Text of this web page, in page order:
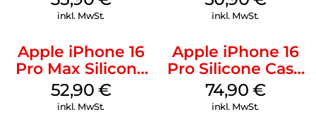
inkl. MwSt.
Denim
inkl. MwSt.
Apple iPhone 16
Pro Max Silicone
Case MagSafe
Ultramarine
52,90 €
inkl. MwSt.
Apple iPhone 16
Pro Silicone Case
MagSafe Black
74,90 €
inkl. MwSt.